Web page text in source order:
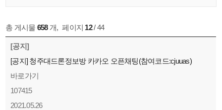
총 게시물 658개, 페이지 12/ 44
[공지]
[공지] 청주대드론정보방 카카오 오픈채팅(참여코드:cjuuas)
바로가기
107415
2021.05.26